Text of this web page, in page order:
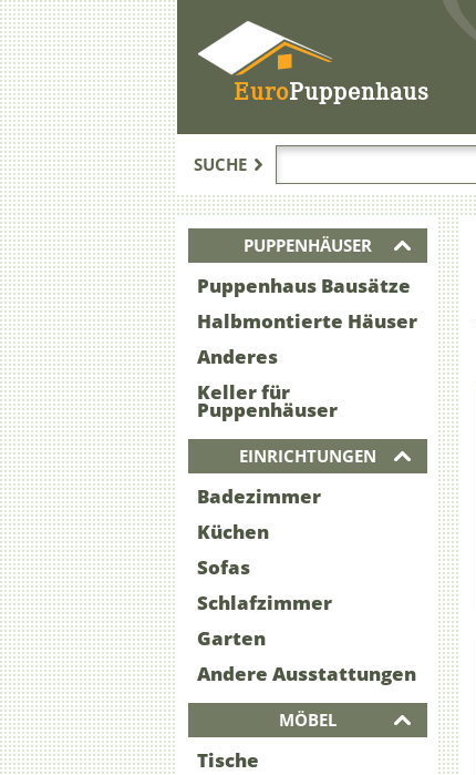
EuroPuppenhaus
SUCHE
PUPPENHÄUSER
Puppenhaus Bausätze
Halbmontierte Häuser
Anderes
Keller für
Puppenhäuser
EINRICHTUNGEN
Badezimmer
Küchen
Sofas
Schlafzimmer
Garten
Andere Ausstattungen
MÖBEL
Tische